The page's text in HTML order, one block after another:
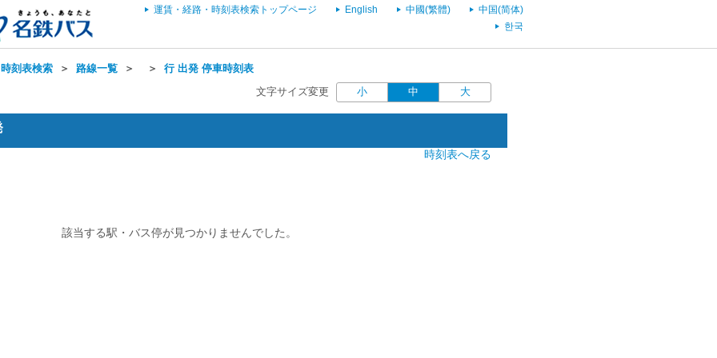
運賃・経路・時刻表検索トップページ English 中國(繁體)
中国(简体)
한국
刻表検索 ＞ 路線一覧 ＞ ＞ 行 出発 停車時刻表
文字サイズ変更 小 中 大
時刻表へ戻る
該当する駅・バス停が見つかりませんでした。